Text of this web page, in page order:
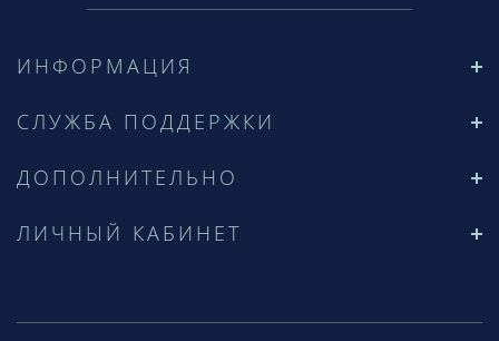
ИНФОРМАЦИЯ
СЛУЖБА ПОДДЕРЖКИ
ДОПОЛНИТЕЛЬНО
ЛИЧНЫЙ КАБИНЕТ